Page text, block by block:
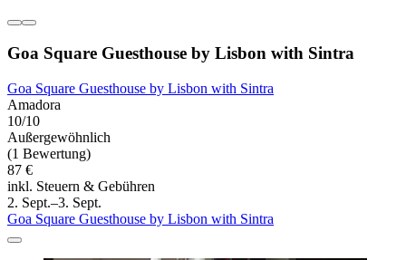
Goa Square Guesthouse by Lisbon with Sintra
Goa Square Guesthouse by Lisbon with Sintra
Amadora
10/10
Außergewöhnlich
(1 Bewertung)
87 €
inkl. Steuern & Gebühren
2. Sept.–3. Sept.
Goa Square Guesthouse by Lisbon with Sintra